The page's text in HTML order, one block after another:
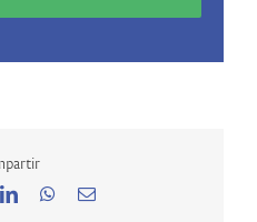
LinkedInWhatsApp
Correo